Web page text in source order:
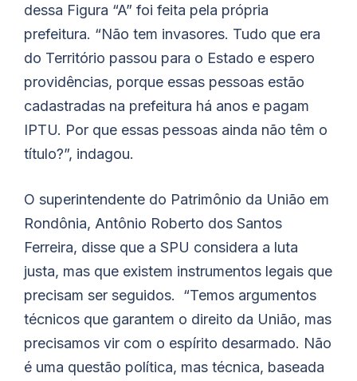
dessa Figura “A” foi feita pela própria
prefeitura. “Não tem invasores. Tudo que era
do Território passou para o Estado e espero
providências, porque essas pessoas estão
cadastradas na prefeitura há anos e pagam
IPTU. Por que essas pessoas ainda não têm o
título?”, indagou.
O superintendente do Patrimônio da União em
Rondônia, Antônio Roberto dos Santos
Ferreira, disse que a SPU considera a luta
justa, mas que existem instrumentos legais que
precisam ser seguidos. “Temos argumentos
técnicos que garantem o direito da União, mas
precisamos vir com o espírito desarmado. Não
é uma questão política, mas técnica, baseada